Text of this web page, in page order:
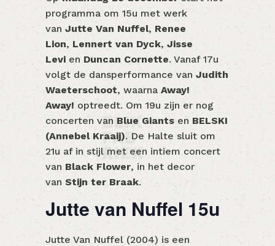
programma om 15u met werk
van Jutte Van Nuffel, Renee
Lion, Lennert van Dyck, Jisse
Levi en Duncan Cornette. Vanaf 17u
volgt de dansperformance van Judith
Waeterschoot, waarna Away!
Away! optreedt. Om 19u zijn er nog
concerten van Blue Giantsen BELSKI
(Annebel Kraaij). De Halte sluit om
21u af in stijl met een intiem concert
vanBlack Flower, in het decor
van Stijn ter Braak.
Jutte van Nuffel 15u
Jutte Van Nuffel (2004) is een